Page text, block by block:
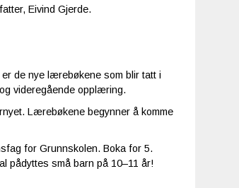
Eivind Gjerde.
de nye lærebøkene som blir tatt i
videregående opplæring.
Lærebøkene begynner å komme
for Grunnskolen. Boka for 5.
pådyttes små barn på 10–11 år!